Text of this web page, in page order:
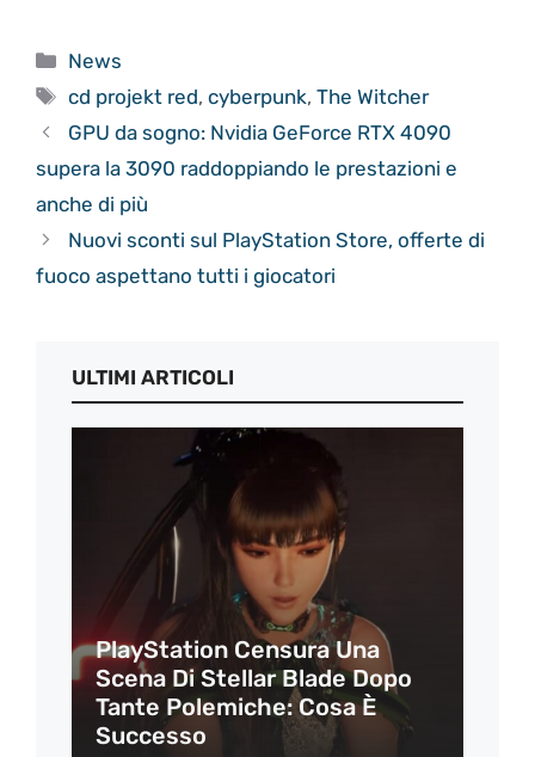
Categorie
News
Tag
cd projekt red,cyberpunk,The Witcher
GPU da sogno: Nvidia GeForce RTX 4090
supera la 3090 raddoppiando le prestazioni e
anche di più
Nuovi sconti sul PlayStation Store, offerte di
fuoco aspettano tutti i giocatori
ULTIMI ARTICOLI
PlayStation Censura Una
Scena Di Stellar Blade Dopo
Tante Polemiche: Cosa È
Successo